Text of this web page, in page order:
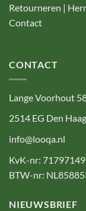
Retourneren |
Contact
CONTACT
Lange Voorhout
2514 EG Den Haag
info@looqa.nl
KvK-nr: 71797149
BTW-nr:
NIEUWSBRIEF